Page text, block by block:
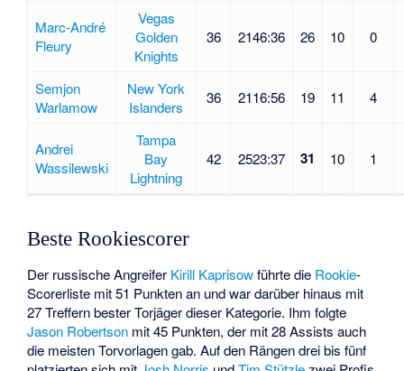
Marc-André
Fleury
Vegas
Golden
Knights
36 2146:36 26 10 0
Semjon
Warlamow
New York
Islanders
36 2116:56 19 11 4
Andrei
Wassilewski
Tampa
Bay
Lightning
42 2523:37 31 10 1
Beste Rookiescorer
Der russische Angreifer Kirill Kaprisowführte die Rookie-
Scorerliste mit 51 Punkten an und war darüber hinaus mit
27 Treffern bester Torjäger dieser Kategorie. Ihm folgte
Jason Robertson mit 45 Punkten, der mit 28 Assists auch
die meisten Torvorlagen gab. Auf den Rängen drei bis fünf